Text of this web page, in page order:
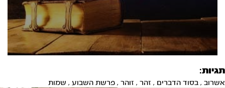
תגיות:
אשרוב , בסוד הדברים , זהר , זוהר , פרשת השבוע , שמות